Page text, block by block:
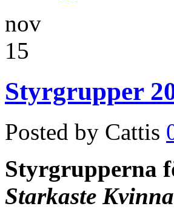
nov
15
Styrgrupper
Posted by Cattis
Styrgrupperna
Starkaste Kvinna